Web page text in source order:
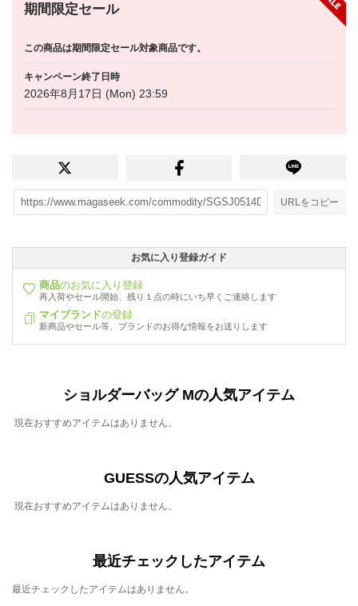
期間限定セール
この商品は期間限定セール対象商品です。
キャンペーン終了日時
2026年8月17日 (Mon) 23:59
URLをコピー
お気に入り登録ガイド
商品のお気に入り登録
再入荷やセール開始、残り１点の時にいち早くご連絡します
マイブランドの登録
新商品やセール等、ブランドのお得な情報をお送りします
ショルダーバッグ Mの人気アイテム
現在おすすめアイテムはありません。
GUESSの人気アイテム
現在おすすめアイテムはありません。
最近チェックしたアイテム
最近チェックしたアイテムはありません。